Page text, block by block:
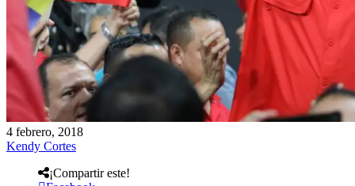
4 febrero, 2018
Kendy Cortes
¡Compartir este!